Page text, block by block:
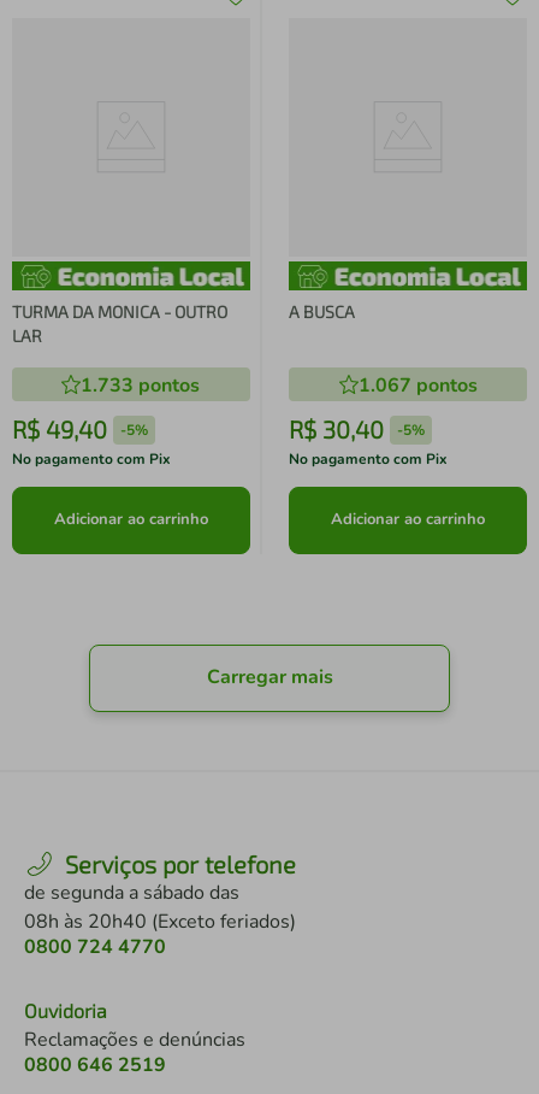
TURMA DA MONICA - OUTRO
LAR
1.733 pontos
R$ 49,40 -5%
No pagamento com Pix
Adicionar ao carrinho
A BUSCA
1.067 pontos
R$ 30,40 -5%
No pagamento com Pix
Adicionar ao carrinho
Carregar mais
Serviços por telefone
de segunda a sábado das
08h às 20h40 (Exceto feriados)
0800 724 4770
Ouvidoria
Reclamações e denúncias
0800 646 2519